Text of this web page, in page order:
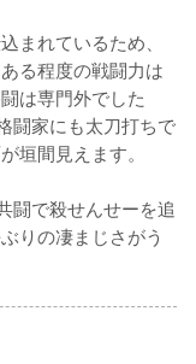
まれているため、
る程度の戦闘力は
は専門外でした
闘家にも太刀打ちで
垣間見えます。
闘で殺せんせーを追
りの凄まじさがう